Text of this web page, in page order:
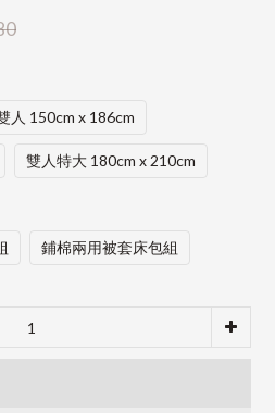
人 150cm x 186cm
雙人特大 180cm x 210cm
鋪棉兩用被套床包組